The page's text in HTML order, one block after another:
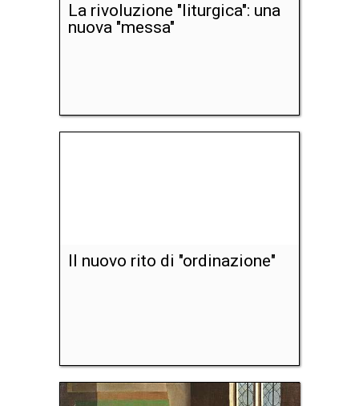
La rivoluzione "liturgica": una
nuova "messa"
Il nuovo rito di "ordinazione"